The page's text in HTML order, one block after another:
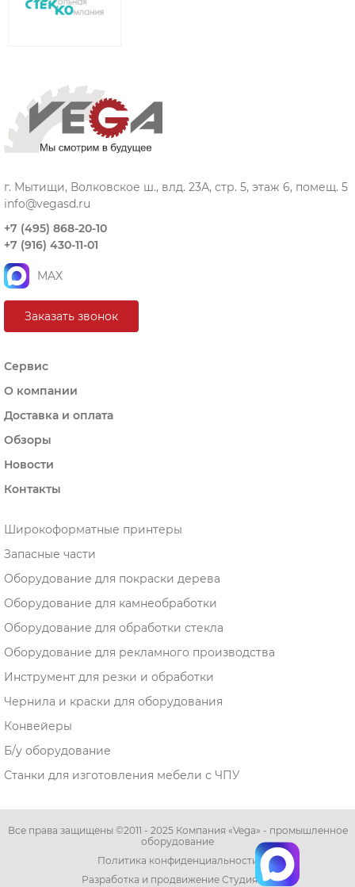
г. Мытищи, Волковское ш., влд. 23А, стр. 5, этаж 6, помещ. 5
info@vegasd.ru
+7 (495) 868-20-10
+7 (916) 430-11-01
MAX
Заказать звонок
Сервис
О компании
Доставка и оплата
Обзоры
Новости
Контакты
Широкоформатные принтеры
Запасные части
Оборудование для покраски дерева
Оборудование для камнеобработки
Оборудование для обработки стекла
Оборудование для рекламного производства
Инструмент для резки и обработки
Чернила и краски для оборудования
Конвейеры
Б/у оборудование
Станки для изготовления мебели с ЧПУ
Все права защищены ©2011 - 2025 Компания «Vega» - промышленное
оборудование
Политика конфиденциальности
Разработка и продвижение Студия ЯР